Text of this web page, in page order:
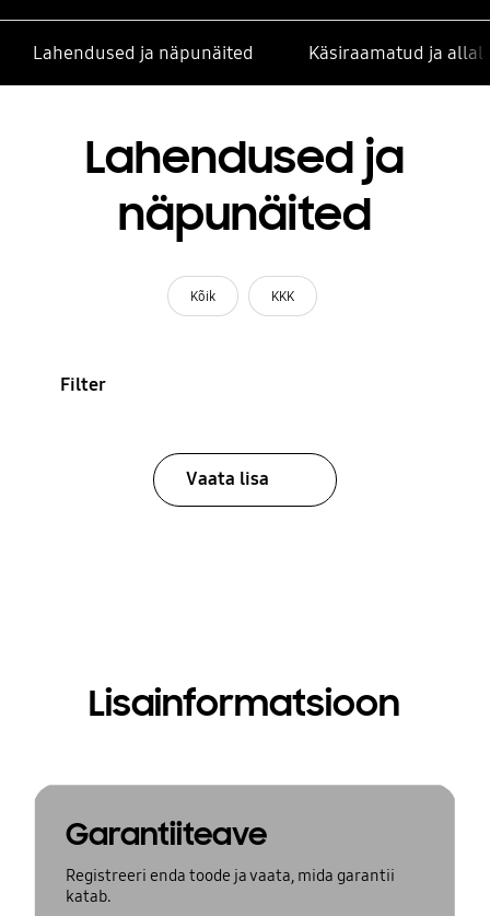
Lahendused ja näpunäited Käsiraamatud ja
Lahendused ja
näpunäited
Kõik KKK
Filter
Vaata lisa
Lisainformatsioon
Garantiiteave
Registreeri enda toode ja vaata, mida garantii
katab.